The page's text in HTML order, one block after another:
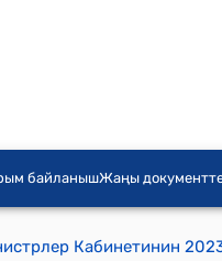
байланышЖаңы